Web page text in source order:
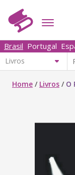
Brasil Portugal
Home / Livros / O